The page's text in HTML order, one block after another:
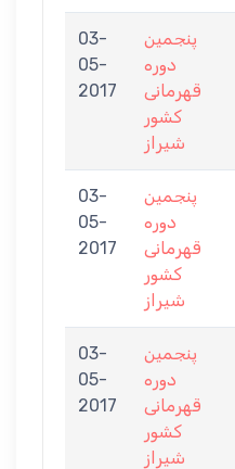
03-
05-
2017
پنجمین
دوره
قهرمانی
کشور
شیراز
03-
05-
2017
پنجمین
دوره
قهرمانی
کشور
شیراز
03-
05-
2017
پنجمین
دوره
قهرمانی
کشور
شیراز